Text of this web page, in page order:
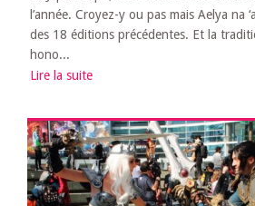
l’année. Croyez-y ou pas mais Aelya na
des 18 éditions précédentes. Et la
hono...
Lire la suite